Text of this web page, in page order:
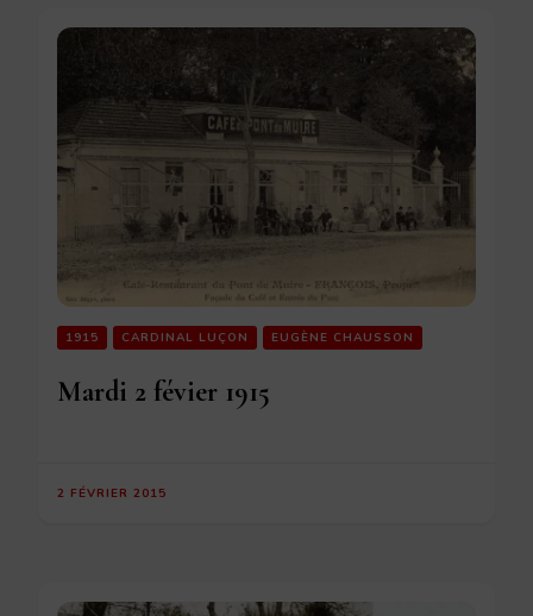
1915 CARDINAL LUÇON EUGÈNE CHAUSSON
Mardi 2 févier 1915
2 FÉVRIER 2015